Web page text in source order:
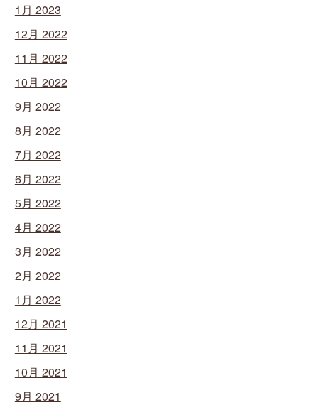
1月 2023
12月 2022
11月 2022
10月 2022
9月 2022
8月 2022
7月 2022
6月 2022
5月 2022
4月 2022
3月 2022
2月 2022
1月 2022
12月 2021
11月 2021
10月 2021
9月 2021